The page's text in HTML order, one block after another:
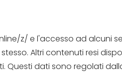
z/ e l'accesso ad alcuni
Altri contenuti resi
Questi dati sono regolati